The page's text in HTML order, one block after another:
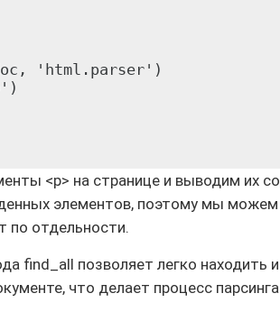
'html.parser')
<p> на странице и выводим их
элементов, поэтому мы можем
по отдельности.
find_all позволяет легко находить
что делает процесс